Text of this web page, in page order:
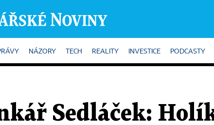
NÁZORY TECH REALITY INVESTICE PODCASTY
Sedláček: